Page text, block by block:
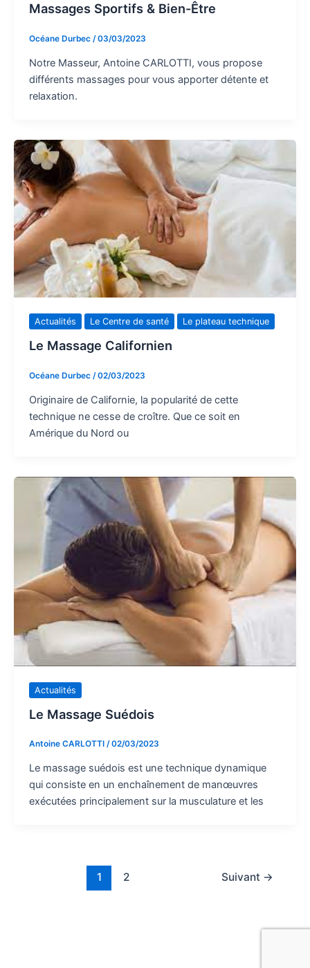
Massages Sportifs & Bien-Être
Océane Durbec /03/03/2023
Notre Masseur, Antoine CARLOTTI, vous propose
différents massages pour vous apporter détente et
relaxation.
Actualités Le Centre de santé Le plateau technique
Le Massage Californien
Océane Durbec /02/03/2023
Originaire de Californie, la popularité de cette
technique ne cesse de croître. Que ce soit en
Amérique du Nord ou
Actualités
Le Massage Suédois
Antoine CARLOTTI /02/03/2023
Le massage suédois est une technique dynamique
qui consiste en un enchaînement de manœuvres
exécutées principalement sur la musculature et les
1 2 Suivant →